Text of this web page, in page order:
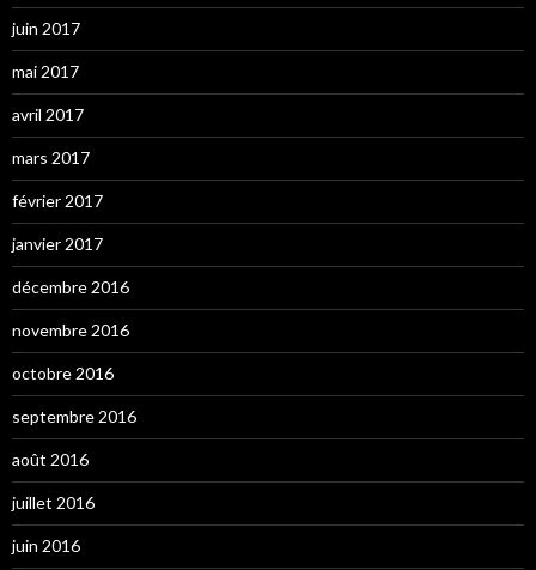
juin 2017
mai 2017
avril 2017
mars 2017
février 2017
janvier 2017
décembre 2016
novembre 2016
octobre 2016
septembre 2016
août 2016
juillet 2016
juin 2016